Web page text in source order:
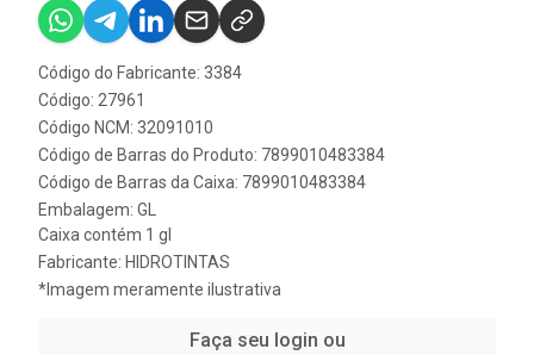
Código do Fabricante: 3384
Código: 27961
Código NCM: 32091010
Código de Barras do Produto: 7899010483384
Código de Barras da Caixa: 7899010483384
Embalagem: GL
Caixa contém 1 gl
Fabricante: HIDROTINTAS
*Imagem meramente ilustrativa
Faça seu login ou